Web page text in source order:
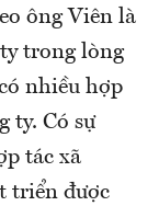
ông Viên là
trong lòng
nhiều hợp
ty. Có sự
tác xã
triển được